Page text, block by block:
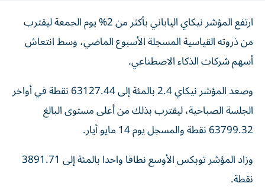
ارتفع المؤشر نيكاي الياباني بأكثر من 2% يوم الجمعة ليقترب
من ‌ذروته القياسية المسجلة الأسبوع الماضي، وسط انتعاش
أسهم ​شركات ⁠الذكاء الاصطناعي.
وصعد المؤشر نيكاي ‌2.4 بالمئة إلى 63127.44 نقطة في أواخر
الجلسة الصباحية، ليقترب بذلك من أعلى مستوى ‌البالغ
63799.32 نقطة والمسجل يوم 14 مايو أيار.
وزاد المؤشر ⁠توبكس الأوسع نطاقا واحدا بالمئة إلى 3891.71
نقطة.